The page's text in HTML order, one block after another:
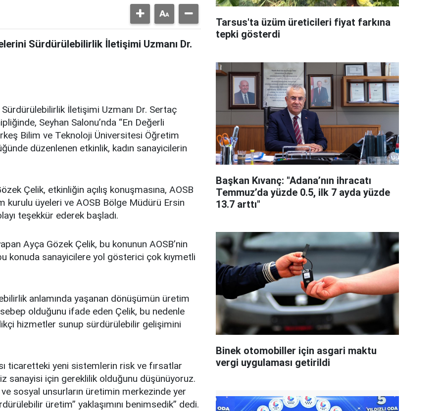
Sürdürülebilirlik İletişimi Uzmanı Dr.
İletişimi Uzmanı Dr. Sertaç
Seyhan Salonu’nda “En Değerli
Bilim ve Teknoloji Üniversitesi Öğretim
düzenlenen etkinlik, kadın sanayicilerin
Çelik, etkinliğin açılış konuşmasına, AOSB
kurulu üyeleri ve AOSB Bölge Müdürü Ersin
teşekkür ederek başladı.
Ayça Gözek Çelik, bu konunun AOSB’nin
konuda sanayicilere yol gösterici çok kıymetli
anlamında yaşanan dönüşümün üretim
olduğunu ifade eden Çelik, bu nedenle
hizmetler sunup sürdürülebilir gelişimini
ticaretteki yeni sistemlerin risk ve fırsatlar
sanayisi için gereklilik olduğunu düşünüyoruz.
sosyal unsurların üretimin merkezinde yer
üretim” yaklaşımını benimsedik” dedi.
Tarsus'ta üzüm üreticileri fiyat farkına
tepki gösterdi
Başkan Kıvanç: "Adana’nın ihracatı
Temmuz’da yüzde 0.5, ilk 7 ayda yüzde
13.7 arttı"
Binek otomobiller için asgari maktu
vergi uygulaması getirildi